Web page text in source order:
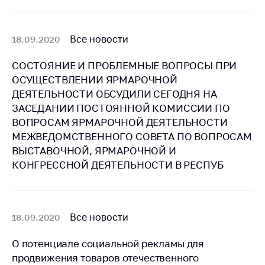
18.09.2020 Все новости
СОСТОЯНИЕ И ПРОБЛЕМНЫЕ ВОПРОСЫ ПРИ
ОСУЩЕСТВЛЕНИИ ЯРМАРОЧНОЙ
ДЕЯТЕЛЬНОСТИ ОБСУДИЛИ СЕГОДНЯ НА
ЗАСЕДАНИИ ПОСТОЯННОЙ КОМИССИИ ПО
ВОПРОСАМ ЯРМАРОЧНОЙ ДЕЯТЕЛЬНОСТИ
МЕЖВЕДОМСТВЕННОГО СОВЕТА ПО ВОПРОСАМ
ВЫСТАВОЧНОЙ, ЯРМАРОЧНОЙ И
КОНГРЕССНОЙ ДЕЯТЕЛЬНОСТИ В РЕСПУБ
18.09.2020 Все новости
О потенциале социальной рекламы для
продвижения товаров отечественного